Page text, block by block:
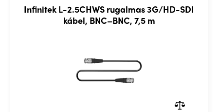
Infinitek L-2.5CHWS rugalmas 3G/HD-SDI
kábel, BNC–BNC, 7,5 m